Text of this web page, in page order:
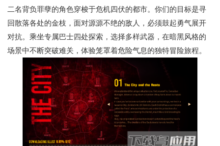
二名背负罪孽的角色穿梭于危机四伏的都市。你们的目标是寻
回散落各处的金枝，面对源源不绝的敌人，必须鼓起勇气展开
对抗。乘坐专属巴士四处探索，选择多样武器，在暗黑风格的
场景中不断突破难关，体验笼罩着危险气息的独特冒险旅程。